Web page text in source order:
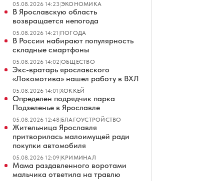
05.08.2026 14:23|ЭКОНОМИКА
В Ярославскую область
возвращается непогода
05.08.2026 14:21|ПОГОДА
В России набирают популярность
складные смартфоны
05.08.2026 14:02|ОБЩЕСТВО
Экс-вратарь ярославского
«Локомотива» нашел работу в ВХЛ
05.08.2026 14:01|ХОККЕЙ
Определен подрядчик парка
Подзеленье в Ярославле
05.08.2026 12:48|БЛАГОУСТРОЙСТВО
Жительница Ярославля
притворилась малоимущей ради
покупки автомобиля
05.08.2026 12:09|КРИМИНАЛ
Мама раздавленного воротами
мальчика ответила на травлю